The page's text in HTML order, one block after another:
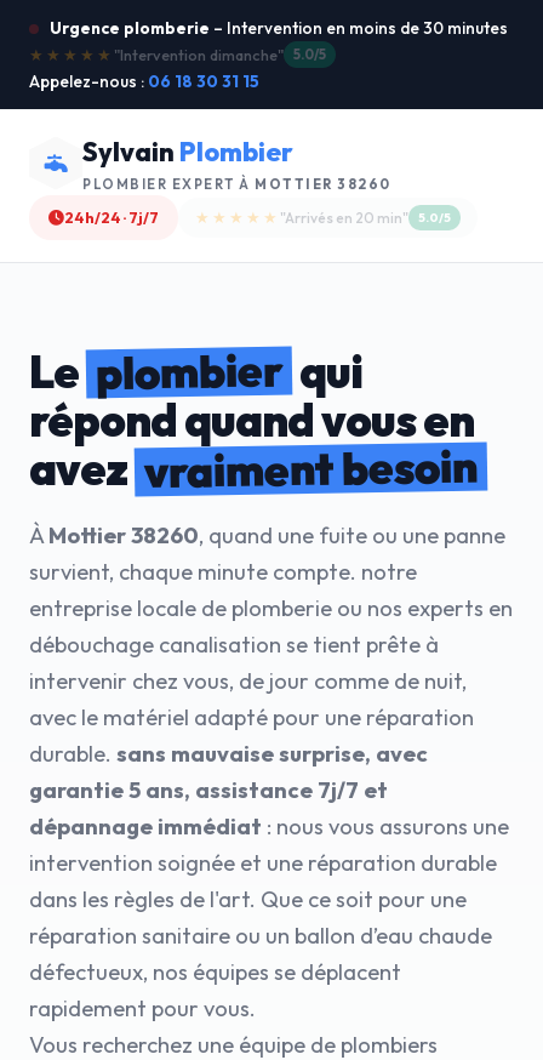
Urgence plomberie – Intervention en moins de 30 minutes
★★★★★ "Service ultra rapide !" 5.0/5
Appelez-nous : 06 18 30 31 15
Sylvain Plombier
PLOMBIER EXPERT À MOTTIER 38260
24h/24 · 7j/7 ★★★★☆ "Devis gratuit" 4.8/5
Leplombierqui
répond quand vous en
avezvraiment besoin
ÀMottier 38260, quand une fuite ou une panne
survient, chaque minute compte. notre
entreprise locale de plomberie ou nos experts en
débouchage canalisation se tient prête à
intervenir chez vous, de jour comme de nuit,
avec le matériel adapté pour une réparation
durable. sans mauvaise surprise, avec
garantie 5 ans, assistance 7j/7 et
dépannage immédiat : nous vous assurons une
intervention soignée et une réparation durable
dans les règles de l'art. Que ce soit pour une
réparation sanitaire ou un ballon d’eau chaude
défectueux, nos équipes se déplacent
rapidement pour vous.
Vous recherchez une équipe de plombiers